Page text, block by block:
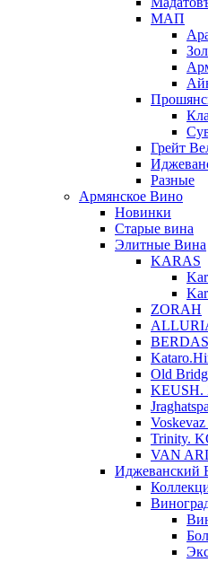
МАП
Грейт
Разные
Армянское Вино
Новинки
Старые вина
Элитные Вина
KARAS
ZORAH
Old
KEUSH.
Trinity.
VAN
Иджеванский